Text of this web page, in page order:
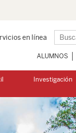
en línea
ALUMNOS
Investigación